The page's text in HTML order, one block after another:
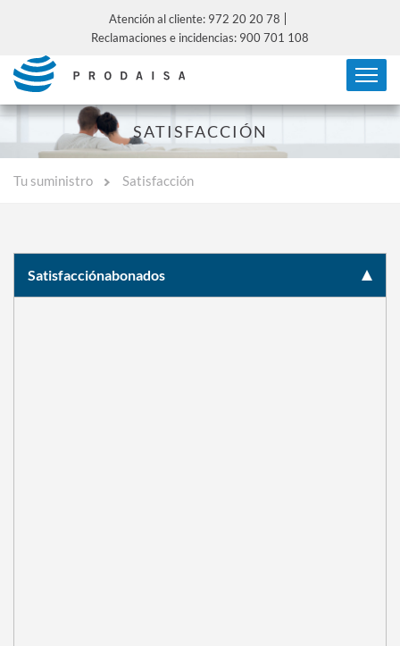
Atención al cliente: 972 20 20 78
Reclamaciones e incidencias: 900 701 108
SATISFACCIÓN
Tu suministro Satisfacción
Satisfacciónabonados